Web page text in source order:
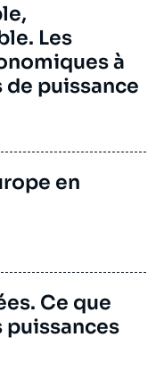
Les
à
de puissance
en
Ce que
puissances